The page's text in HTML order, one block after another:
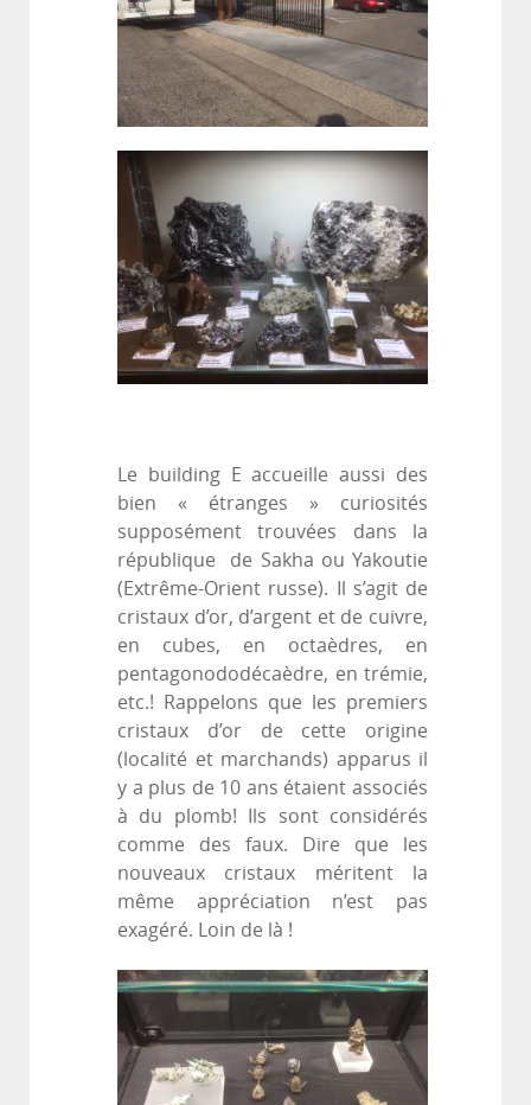
Le building E accueille aussi des
bien « étranges » curiosités
supposément trouvées dans la
république de Sakha ou Yakoutie
(Extrême-Orient russe). Il s’agit de
cristaux d’or, d’argent et de cuivre,
en cubes, en octaèdres, en
pentagonododécaèdre, en trémie,
etc.! Rappelons que les premiers
cristaux d’or de cette origine
(localité et marchands) apparus il
y a plus de 10 ans étaient associés
à du plomb! Ils sont considérés
comme des faux. Dire que les
nouveaux cristaux méritent la
même appréciation n’est pas
exagéré. Loin de là !